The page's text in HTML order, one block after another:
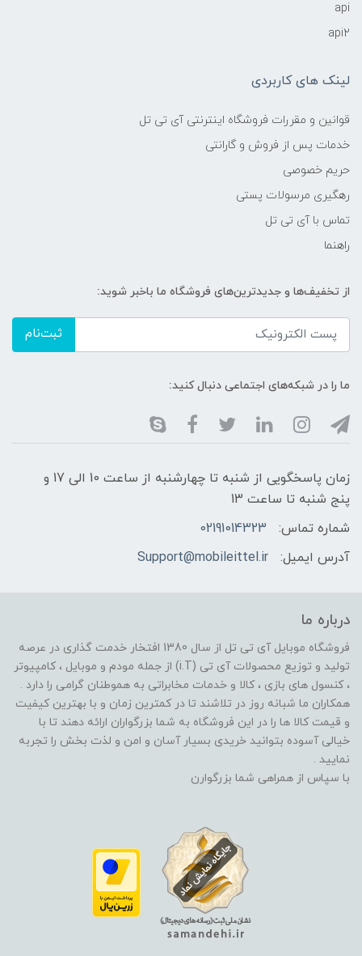
api
api2
لینک های کاربردی
قوانین و مقررات فروشگاه اینترنتی آی تی تل
خدمات پس از فروش و گارانتی
حریم خصوصی
رهگیری مرسولات پستی
تماس با آی تی تل
راهنما
از تخفیف‌ها و جدیدترین‌های فروشگاه ما باخبر شوید:
ثبت‌نام
ما را در شبکه‌های اجتماعی دنبال کنید:
زمان پاسخگویی از شنبه تا چهارشنبه از ساعت 10 الی 17 و
پنج شنبه تا ساعت 13
شماره تماس:
02191014323
آدرس ایمیل:
Support@mobileittel.ir
درباره ما
فروشگاه موبایل آی تی تل از سال 1380 افتخار خدمت گذاری در عرصه
تولید و توزیع محصولات آی تی (i.T) از جمله مودم و موبایل ، کامپیوتر
، کنسول های بازی ، کالا و خدمات مخابراتی به هموطنان گرامی را دارد .
همکاران ما شبانه روز در تلاشند تا در کمترین زمان و با بهترین کیفیت
و قیمت کالا ها را در این فروشگاه به شما بزرگواران ارائه دهند تا با
خیالی آسوده بتوانید خریدی بسیار آسان و امن و لذت بخش را تجربه
نمایید .
با سپاس از همراهی شما بزرگوارن